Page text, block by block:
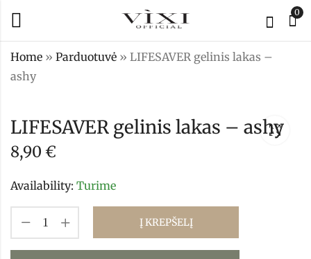
0
Home » Parduotuvė » LIFESAVER gelinis lakas –
ashy
lakas - Trendy
sluoksnis TOP OK
30ml
LIFESAVER gelinis lakas – ashy
8,90 €
Availability: Turime
Į KREPŠELĮ